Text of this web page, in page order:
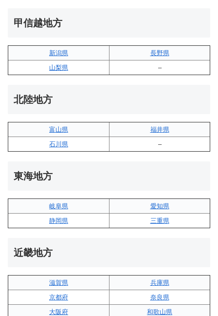
甲信越地方
新潟県
長野県
山梨県
–
北陸地方
富山県
福井県
石川県
–
東海地方
岐阜県
愛知県
静岡県
三重県
近畿地方
滋賀県
兵庫県
京都府
奈良県
大阪府
和歌山県